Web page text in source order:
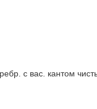
с вас. кантом